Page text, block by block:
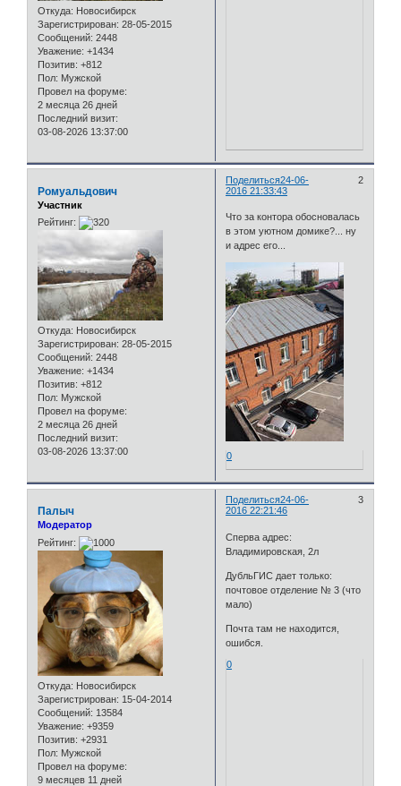
Откуда: Новосибирск
Зарегистрирован: 28-05-2015
Сообщений: 2448
Уважение: +1434
Позитив: +812
Пол: Мужской
Провел на форуме:
2 месяца 26 дней
Последний визит:
03-08-2026 13:37:00
Поделиться 2
24-06-
2016 21:33:43
Ромуальдович
Участник
Рейтинг:
Откуда: Новосибирск
Зарегистрирован: 28-05-2015
Сообщений: 2448
Уважение: +1434
Позитив: +812
Пол: Мужской
Провел на форуме:
2 месяца 26 дней
Последний визит:
03-08-2026 13:37:00
Что за контора обосновалась
в этом уютном домике?... ну
и адрес его...
0
Поделиться 3
24-06-
2016 22:21:46
Палыч
Модератор
Рейтинг:
Откуда: Новосибирск
Зарегистрирован: 15-04-2014
Сообщений: 13584
Уважение: +9359
Позитив: +2931
Пол: Мужской
Провел на форуме:
9 месяцев 11 дней
Сперва адрес:
Владимировская, 2л
ДубльГИС дает только:
почтовое отделение № 3 (что
мало)
Почта там не находится,
ошибся.
0